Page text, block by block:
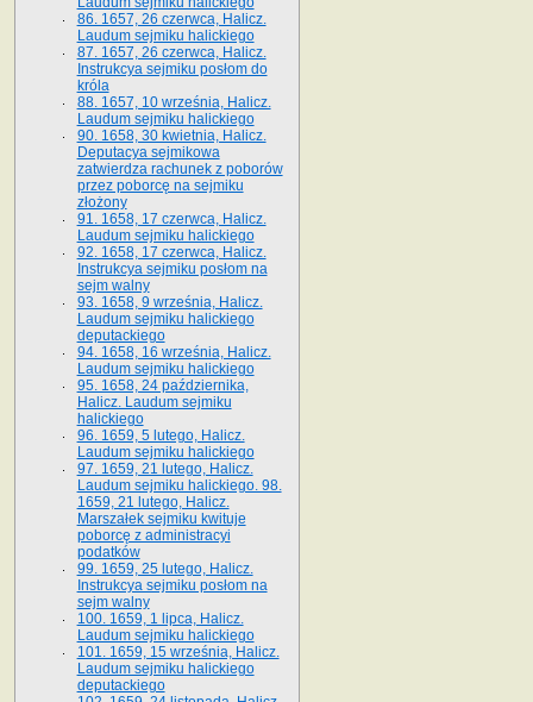
86. 1657, 26 czerwca, Halicz.
Laudum sejmiku halickiego
87. 1657, 26 czerwca, Halicz.
Instrukcya sejmiku posłom do
króla
88. 1657, 10 września, Halicz.
Laudum sejmiku halickiego
90. 1658, 30 kwietnia, Halicz.
Deputacya sejmikowa
zatwierdza rachunek z poborów
przez poborcę na sejmiku
złożony
91. 1658, 17 czerwca, Halicz.
Laudum sejmiku halickiego
92. 1658, 17 czerwca, Halicz.
Instrukcya sejmiku posłom na
sejm walny
93. 1658, 9 września, Halicz.
Laudum sejmiku halickiego
deputackiego
94. 1658, 16 września, Halicz.
Laudum sejmiku halickiego
95. 1658, 24 października,
Halicz. Laudum sejmiku
halickiego
96. 1659, 5 lutego, Halicz.
Laudum sejmiku halickiego
97. 1659, 21 lutego, Halicz.
Laudum sejmiku halickiego. 98.
1659, 21 lutego, Halicz.
Marszałek sejmiku kwituje
poborcę z administracyi
podatków
99. 1659, 25 lutego, Halicz.
Instrukcya sejmiku posłom na
sejm walny
100. 1659, 1 lipca, Halicz.
Laudum sejmiku halickiego
101. 1659, 15 września, Halicz.
Laudum sejmiku halickiego
deputackiego